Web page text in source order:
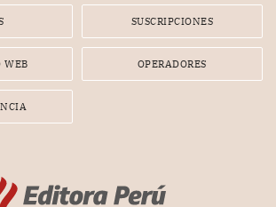
SUSCRIPCIONES
WEB OPERADORES